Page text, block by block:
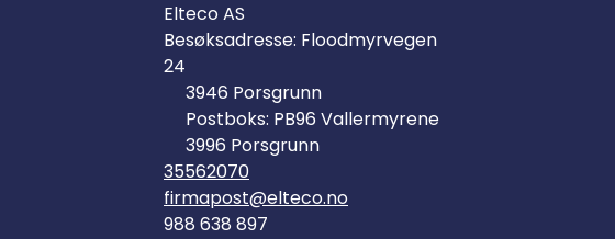
Elteco AS
Besøksadresse: Floodmyrvegen
24
3946 Porsgrunn
Postboks: PB96 Vallermyrene
3996 Porsgrunn
35562070
firmapost@elteco.no
988 638 897